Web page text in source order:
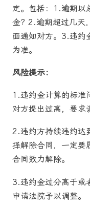
定。包括：1.逾期以
金? 2.逾期超过几天
面通知对方。3.违约
为准。
风险提示：
1.违约金计算的标准
对方提出过高，要求
2.违约方持续违约达
择解除合同，一定要
合同效力解除。
3.违约金过分高于或
申请法院予以调整。